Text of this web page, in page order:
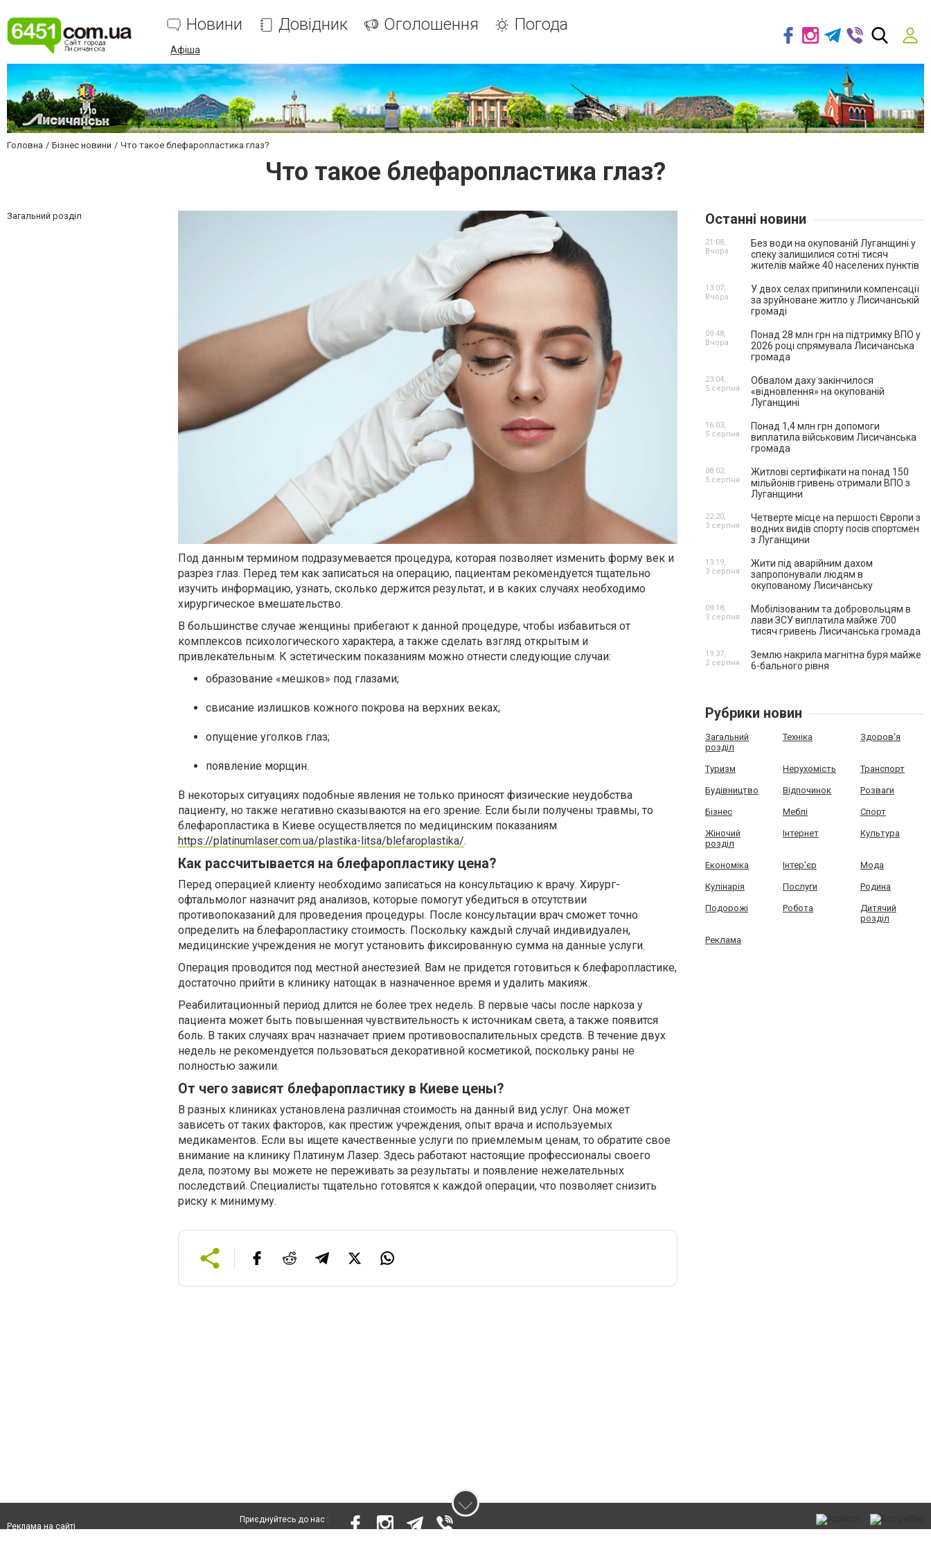
Новини Довідник Оголошення Погода
Афіша
Головна Бізнес новини Что такое блефаропластика глаз?
Что такое блефаропластика глаз?
Загальний розділ
Под данным термином подразумевается процедура, которая позволяет изменить форму век и
разрез глаз. Перед тем как записаться на операцию, пациентам рекомендуется тщательно
изучить информацию, узнать, сколько держится результат, и в каких случаях необходимо
хирургическое вмешательство.
В большинстве случае женщины прибегают к данной процедуре, чтобы избавиться от
комплексов психологического характера, а также сделать взгляд открытым и
привлекательным. К эстетическим показаниям можно отнести следующие случаи:
образование «мешков» под глазами;
свисание излишков кожного покрова на верхних веках;
опущение уголков глаз;
появление морщин.
В некоторых ситуациях подобные явления не только приносят физические неудобства
пациенту, но также негативно сказываются на его зрение. Если были получены травмы, то
блефаропластика в Киеве осуществляется по медицинским показаниям
https://platinumlaser.com.ua/plastika-litsa/blefaroplastika/.
Как рассчитывается на блефаропластику цена?
Перед операцией клиенту необходимо записаться на консультацию к врачу. Хирург-
офтальмолог назначит ряд анализов, которые помогут убедиться в отсутствии
противопоказаний для проведения процедуры. После консультации врач сможет точно
определить на блефаропластику стоимость. Поскольку каждый случай индивидуален,
медицинские учреждения не могут установить фиксированную сумма на данные услуги.
Операция проводится под местной анестезией. Вам не придется готовиться к блефаропластике,
достаточно прийти в клинику натощак в назначенное время и удалить макияж.
Реабилитационный период длится не более трех недель. В первые часы после наркоза у
пациента может быть повышенная чувствительность к источникам света, а также появится
боль. В таких случаях врач назначает прием противовоспалительных средств. В течение двух
недель не рекомендуется пользоваться декоративной косметикой, поскольку раны не
полностью зажили.
От чего зависят блефаропластику в Киеве цены?
В разных клиниках установлена различная стоимость на данный вид услуг. Она может
зависеть от таких факторов, как престиж учреждения, опыт врача и используемых
медикаментов. Если вы ищете качественные услуги по приемлемым ценам, то обратите свое
внимание на клинику Платинум Лазер. Здесь работают настоящие профессионалы своего
дела, поэтому вы можете не переживать за результаты и появление нежелательных
последствий. Специалисты тщательно готовятся к каждой операции, что позволяет снизить
риску к минимуму.
Останні новини
Без води на окупованій Луганщині у
спеку залишилися сотні тисяч
жителів майже 40 населених пунктів
21:08,
Вчора
У двох селах припинили компенсації
за зруйноване житло у Лисичанській
громаді
13:07,
Вчора
Понад 28 млн грн на підтримку ВПО у
2026 році спрямувала Лисичанська
громада
09:48,
Вчора
Обвалом даху закінчилося
«відновлення» на окупованій
Луганщині
23:04,
5 серпня
Понад 1,4 млн грн допомоги
виплатила військовим Лисичанська
громада
16:03,
5 серпня
Житлові сертифікати на понад 150
мільйонів гривень отримали ВПО з
Луганщини
08:02,
5 серпня
Четверте місце на першості Європи з
водних видів спорту посів спортсмен
з Луганщини
22:20,
3 серпня
Жити під аварійним дахом
запропонували людям в
окупованому Лисичанську
13:19,
3 серпня
Мобілізованим та добровольцям в
лави ЗСУ виплатила майже 700
тисяч гривень Лисичанська громада
09:18,
3 серпня
Землю накрила магнітна буря майже
6-бального рівня
19:37,
2 серпня
Рубрики новин
Загальний
розділ
Техніка Здоров'я
Туризм Нерухомість Транспорт
Будівництво Відпочинок Розваги
Бізнес Меблі Спорт
Жіночий
розділ
Інтернет Культура
Економіка Інтер'єр Мода
Кулінарія Послуги Родина
Подорожі Робота
Дитячий
розділ
Реклама
Реклама на сайті
Приєднуйтесь до нас :